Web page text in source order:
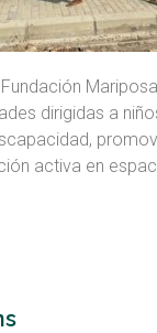
dirigidas a
activa en